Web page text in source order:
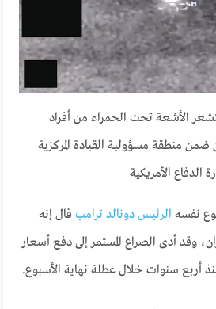
الأشعة تحت الحمراء من أفراد
منطقة مسؤولية القيادة المركزية
الدفاع الأمريكية
نفسه الرئيس دونالد ترامب قال إنه
وقد أدى الصراع المستمر إلى دفع أسعار
أربع سنوات خلال عطلة نهاية الأسبوع.